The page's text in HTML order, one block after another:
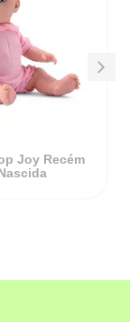
Joy Recém